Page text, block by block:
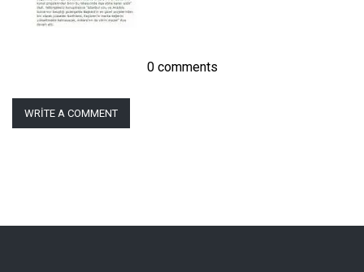
0 comments
WRITE A COMMENT